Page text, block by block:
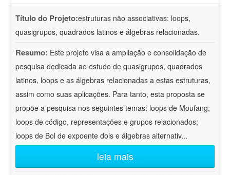
Título do Projeto:estruturas não associativas: loops,
quasigrupos, quadrados latinos e álgebras relacionadas.
Resumo: Este projeto visa a ampliação e consolidação de
pesquisa dedicada ao estudo de quasigrupos, quadrados
latinos, loops e as álgebras relacionadas a estas estruturas,
assim como suas aplicações. Para tanto, esta proposta se
propõe a pesquisa nos seguintes temas: loops de Moufang;
loops de código, representações e grupos relacionados;
loops de Bol de expoente dois e álgebras alternativ...
leia mais